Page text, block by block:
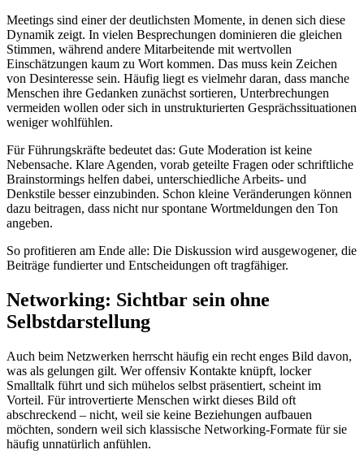
Meetings sind einer der deutlichsten Momente, in denen sich diese
Dynamik zeigt. In vielen Besprechungen dominieren die gleichen
Stimmen, während andere Mitarbeitende mit wertvollen
Einschätzungen kaum zu Wort kommen. Das muss kein Zeichen
von Desinteresse sein. Häufig liegt es vielmehr daran, dass manche
Menschen ihre Gedanken zunächst sortieren, Unterbrechungen
vermeiden wollen oder sich in unstrukturierten Gesprächssituationen
weniger wohlfühlen.
Für Führungskräfte bedeutet das: Gute Moderation ist keine
Nebensache. Klare Agenden, vorab geteilte Fragen oder schriftliche
Brainstormings helfen dabei, unterschiedliche Arbeits- und
Denkstile besser einzubinden. Schon kleine Veränderungen können
dazu beitragen, dass nicht nur spontane Wortmeldungen den Ton
angeben.
So profitieren am Ende alle: Die Diskussion wird ausgewogener, die
Beiträge fundierter und Entscheidungen oft tragfähiger.
Networking: Sichtbar sein ohne
Selbstdarstellung
Auch beim Netzwerken herrscht häufig ein recht enges Bild davon,
was als gelungen gilt. Wer offensiv Kontakte knüpft, locker
Smalltalk führt und sich mühelos selbst präsentiert, scheint im
Vorteil. Für introvertierte Menschen wirkt dieses Bild oft
abschreckend – nicht, weil sie keine Beziehungen aufbauen
möchten, sondern weil sich klassische Networking-Formate für sie
häufig unnatürlich anfühlen.